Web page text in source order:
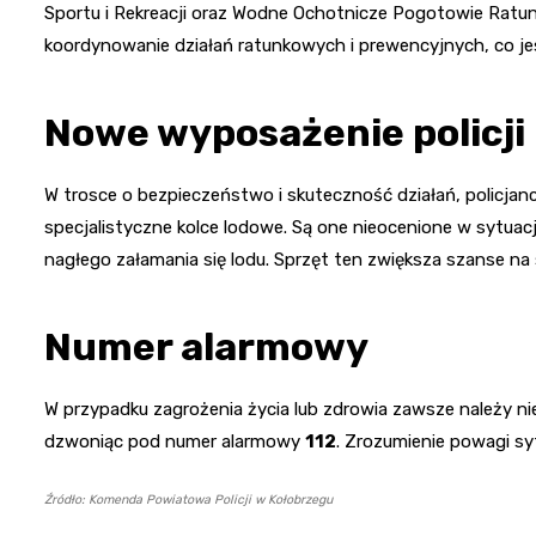
Sportu i Rekreacji oraz Wodne Ochotnicze Pogotowie
koordynowanie działań ratunkowych i prewencyjnych, co
Nowe wyposażenie policji
W trosce o bezpieczeństwo i skuteczność działań,
specjalistyczne kolce lodowe. Są one nieocenione w
nagłego załamania się lodu. Sprzęt ten zwiększa szanse
Numer alarmowy
W przypadku zagrożenia życia lub zdrowia zawsze należy
dzwoniąc pod numer alarmowy 112. Zrozumienie powagi
Źródło: Komenda Powiatowa Policji w Kołobrzegu